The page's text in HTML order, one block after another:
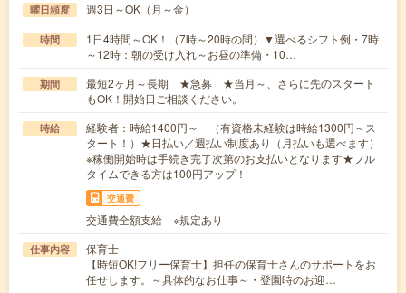
曜日頻度 週3日～OK（月～金）
時間
1日4時間～OK！（7時～20時の間）▼選べるシフト例・7時
～12時：朝の受け入れ～お昼の準備・10…
期間
最短2ヶ月～長期 ★急募 ★当月～、さらに先のスタート
もOK！開始日ご相談ください。
時給
経験者：時給1400円～ （有資格未経験は時給1300円～ス
タート！）★日払い／週払い制度あり（月払いも選べます）
※稼働開始時は手続き完了次第のお支払いとなります★フル
タイムできる方は100円アップ！
交通費
交通費全額支給 ※規定あり
仕事内容
保育士
【時短OK!フリー保育士】担任の保育士さんのサポートをお
任せします。～具体的なお仕事～・登園時のお迎…